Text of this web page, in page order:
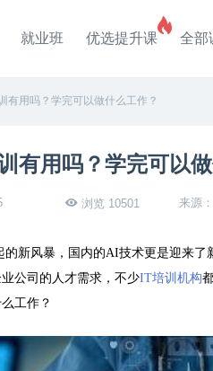
就业班 优选提升课 全部
有用吗？学完可以做什么工作？
有用吗？学完可以
浏览 10501 来源
的新风暴，国内的AI技术更是迎来
公司的人才需求，不少IT培训机构
工作？